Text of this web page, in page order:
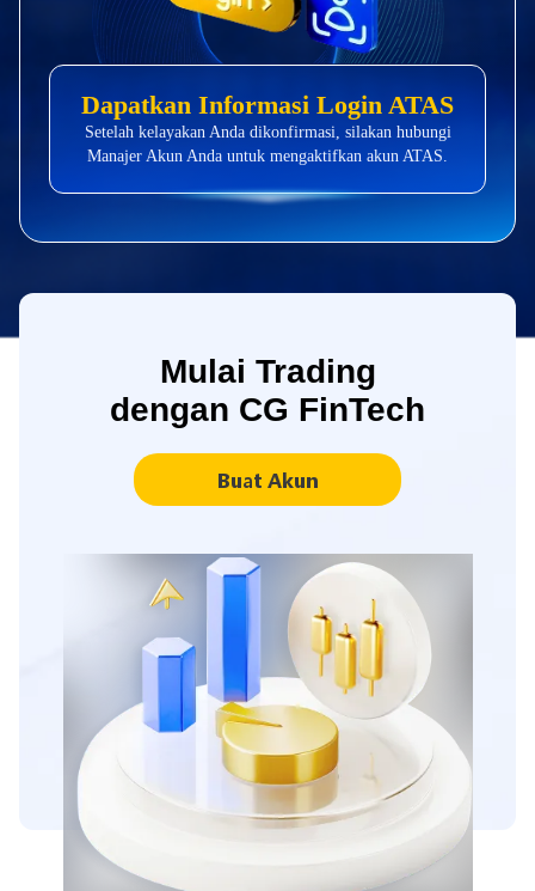
Dapatkan Informasi Login ATAS
Setelah kelayakan Anda dikonfirmasi, silakan hubungi
Manajer Akun Anda untuk mengaktifkan akun ATAS.
Mulai Trading
dengan CG FinTech
Buat Akun